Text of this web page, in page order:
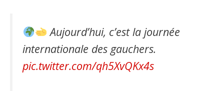
Aujourd’hui, c’est la journée
internationale des gauchers.
pic.twitter.com/qh5XvQKx4s